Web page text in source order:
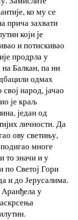
ко му се
прича захвати
који је
и потискивао
продрла у
Балкан, па ни
одмах
народ, јачао
је краљ
један од
личности. Да
ову светињу,
многе
то значи и у
по Светој Гори
и до Јерусалима.
у